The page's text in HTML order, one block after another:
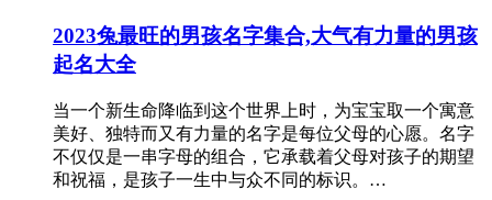
2023兔最旺的男孩名字集合,大气有力量的男孩
起名大全
当一个新生命降临到这个世界上时，为宝宝取一个寓意
美好、独特而又有力量的名字是每位父母的心愿。名字
不仅仅是一串字母的组合，它承载着父母对孩子的期望
和祝福，是孩子一生中与众不同的标识。…